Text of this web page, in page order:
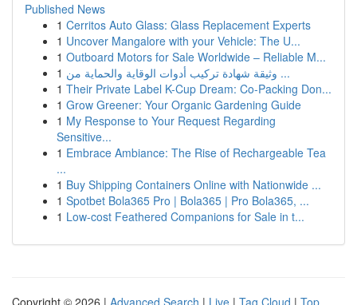
Published News
1 Cerritos Auto Glass: Glass Replacement Experts
1 Uncover Mangalore with your Vehicle: The U...
1 Outboard Motors for Sale Worldwide – Reliable M...
1
وثيقة شهادة تركيب أدوات الوقاية والحماية من ...
1 Their Private Label K-Cup Dream: Co-Packing Don...
1 Grow Greener: Your Organic Gardening Guide
1 My Response to Your Request Regarding
Sensitive...
1 Embrace Ambiance: The Rise of Rechargeable Tea
...
1 Buy Shipping Containers Online with Nationwide ...
1 Spotbet Bola365 Pro | Bola365 | Pro Bola365, ...
1 Low-cost Feathered Companions for Sale in t...
Copyright © 2026 | Advanced Search | Live | Tag Cloud | Top